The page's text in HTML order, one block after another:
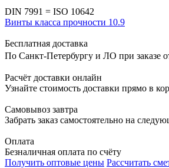
DIN 7991 = ISO 10642
Винты класса прочности 10.9
Бесплатная доставка
По Санкт-Петербургу и ЛО при заказе
Расчёт доставки онлайн
Узнайте стоимость доставки прямо в
Самовывоз завтра
Забрать заказ самостоятельно на
Оплата
Безналичная оплата по счёту
Получить оптовые цены Рассчитать